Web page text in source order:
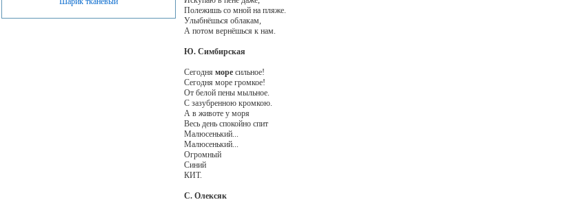
Полежишь со мной на пляже.
Улыбнёшься облакам,
А потом вернёшься к нам.
Ю. Симбирская
Сегодняморе сильное!
Сегодня море громкое!
От белой пены мыльное.
С зазубренною кромкою.
А в животе у моря
Весь день спокойно спит
Малюсенький...
Малюсенький...
Огромный
Синий
КИТ.
С. Олексяк